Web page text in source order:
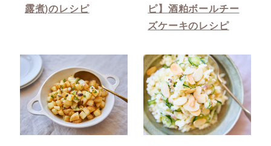
露煮)のレシピ
ピ】酒粕ボールチー
ズケーキのレシピ